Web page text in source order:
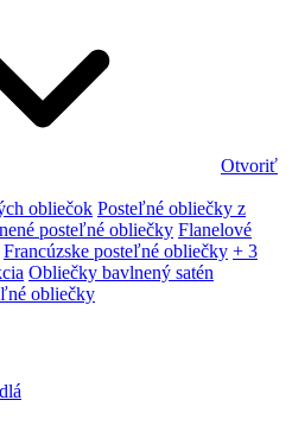
Otvoriť
obliečok Posteľné obliečky z
posteľné obliečky Flanelové
Francúzske posteľné obliečky + 3
Obliečky bavlnený satén
obliečky